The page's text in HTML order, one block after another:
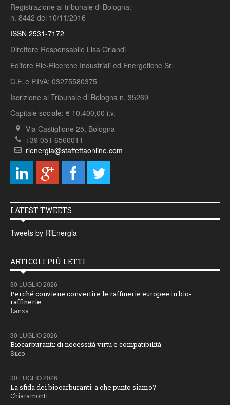
Registrazione al tribunale di Bologna:
n. 8442 del 10/11/2016
ISSN 2531-7172
Direttore Responsabile Lisa Orlandi
Editore Rie-Ricerche Industriali ed Energetiche Srl
C.F. e P.IVA: 03275580375
Iscrizione al Tribunale di Bologna n. 35269
Capitale sociale: € 10.400,00 i.v.
Via Castiglione 25, Bologna
+39 051 6560011
rienergia@staffettaonline.com
LATEST TWEETS
Tweets by RiEnergia
ARTICOLI PIÙ LETTI
30 LUGLIO 2026
Perché conviene convertire le raffinerie europee in bio-
raffinerie
Lanza
30 LUGLIO 2026
Biocarburanti: di necessità virtù e compatibilità
Sileo
30 LUGLIO 2026
La sfida dei biocarburanti: a che punto siamo?
Chiaramonti